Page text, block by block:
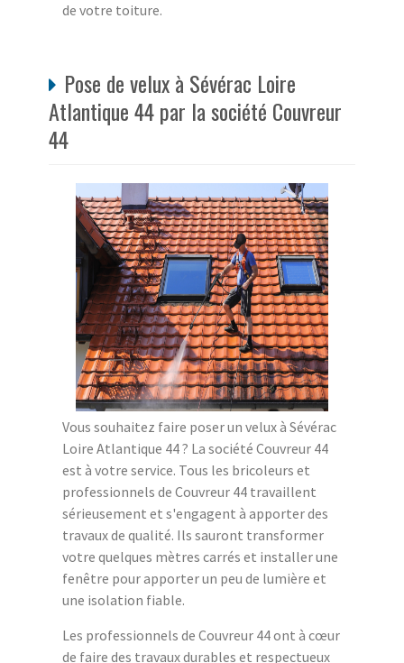
de votre toiture.
Pose de velux à Sévérac Loire
Atlantique 44 par la société Couvreur
44
Vous souhaitez faire poser un velux à Sévérac
Loire Atlantique 44 ? La société Couvreur 44
est à votre service. Tous les bricoleurs et
professionnels de Couvreur 44 travaillent
sérieusement et s'engagent à apporter des
travaux de qualité. Ils sauront transformer
votre quelques mètres carrés et installer une
fenêtre pour apporter un peu de lumière et
une isolation fiable.
Les professionnels de Couvreur 44 ont à cœur
de faire des travaux durables et respectueux